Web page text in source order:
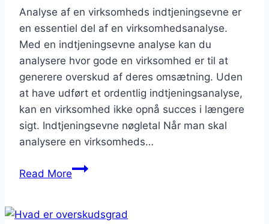
Analyse af en virksomheds indtjeningsevne er
en essentiel del af en virksomhedsanalyse.
Med en indtjeningsevne analyse kan du
analysere hvor gode en virksomhed er til at
generere overskud af deres omsætning. Uden
at have udført et ordentlig indtjeningsanalyse,
kan en virksomhed ikke opnå succes i længere
sigt. Indtjeningsevne nøgletal Når man skal
analysere en virksomheds…
Read MoreHvordan
en